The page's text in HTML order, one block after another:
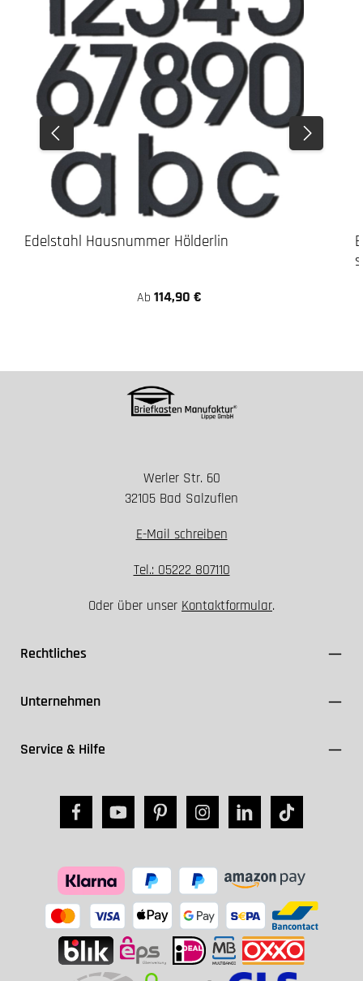
Edelstahl Hausnummer Hölderlin
Ab 114,90 €
Werler Str. 60
32105 Bad Salzuflen
E-Mail schreiben
Tel.: 05222 807110
Oder über unser Kontaktformular.
Rechtliches
Unternehmen
Service & Hilfe